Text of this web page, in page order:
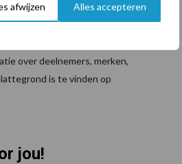
afwijzen Alles accepteren
De vakbeurs is van woensdag
2024 dagelijks open van 10
over deelnemers, merken,
is te vinden op
jou!